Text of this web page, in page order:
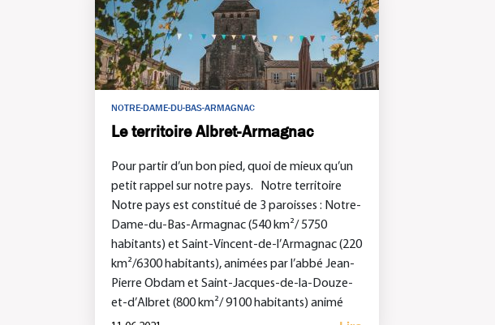
NOTRE-DAME-DU-BAS-ARMAGNAC
Le territoire Albret-Armagnac
Pour partir d’un bon pied, quoi de mieux qu’un
petit rappel sur notre pays. Notre territoire
Notre pays est constitué de 3 paroisses : Notre-
Dame-du-Bas-Armagnac (540 km²/ 5750
habitants) et Saint-Vincent-de-l’Armagnac (220
km²/6300 habitants), animées par l’abbé Jean-
Pierre Obdam et Saint-Jacques-de-la-Douze-
et-d’Albret (800 km²/ 9100 habitants) animé